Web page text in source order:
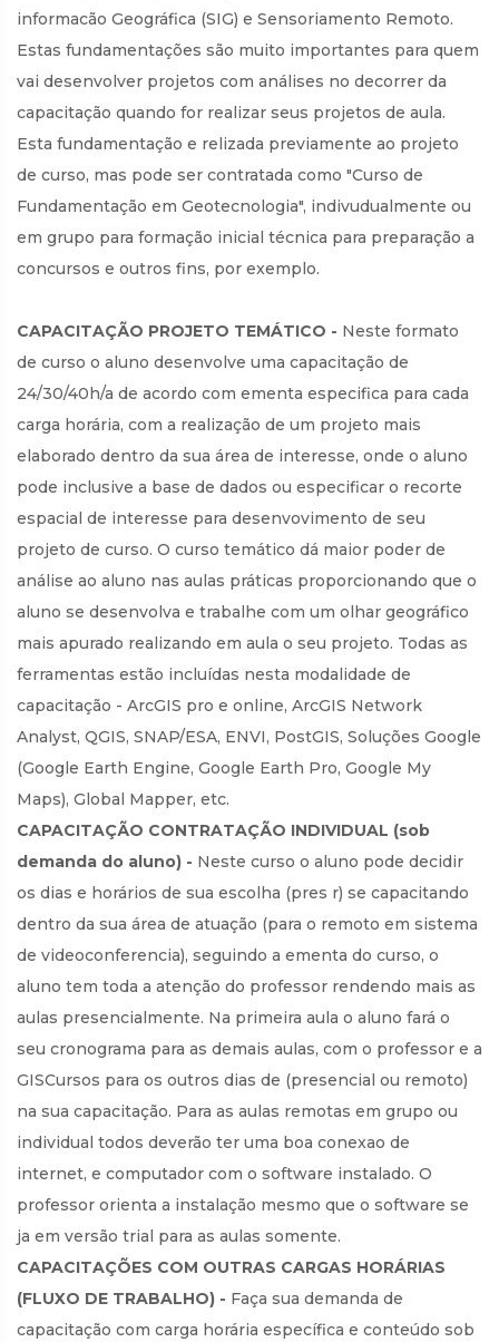
informacão Geográfica (SIG) e Sensoriamento Remoto.
Estas fundamentações são muito importantes para quem
vai desenvolver projetos com análises no decorrer da
capacitação quando for realizar seus projetos de aula.
Esta fundamentação e relizada previamente ao projeto
de curso, mas pode ser contratada como "Curso de
Fundamentação em Geotecnologia", indivudualmente ou
em grupo para formação inicial técnica para preparação a
concursos e outros fins, por exemplo.
CAPACITAÇÃO PROJETO TEMÁTICO - Neste formato
de curso o aluno desenvolve uma capacitação de
24/30/40h/a de acordo com ementa especifica para cada
carga horária, com a realização de um projeto mais
elaborado dentro da sua área de interesse, onde o aluno
pode inclusive a base de dados ou especificar o recorte
espacial de interesse para desenvovimento de seu
projeto de curso. O curso temático dá maior poder de
análise ao aluno nas aulas práticas proporcionando que o
aluno se desenvolva e trabalhe com um olhar geográfico
mais apurado realizando em aula o seu projeto. Todas as
ferramentas estão incluídas nesta modalidade de
capacitação - ArcGIS pro e online, ArcGIS Network
Analyst, QGIS, SNAP/ESA, ENVI, PostGIS, Soluções Google
(Google Earth Engine, Google Earth Pro, Google My
Maps), Global Mapper, etc.
CAPACITAÇÃO CONTRATAÇÃO INDIVIDUAL (sob
demanda do aluno) - Neste curso o aluno pode decidir
os dias e horários de sua escolha (pres r) se capacitando
dentro da sua área de atuação (para o remoto em sistema
de videoconferencia), seguindo a ementa do curso, o
aluno tem toda a atenção do professor rendendo mais as
aulas presencialmente. Na primeira aula o aluno fará o
seu cronograma para as demais aulas, com o professor e a
GISCursos para os outros dias de (presencial ou remoto)
na sua capacitação. Para as aulas remotas em grupo ou
individual todos deverão ter uma boa conexao de
internet, e computador com o software instalado. O
professor orienta a instalação mesmo que o software se
ja em versão trial para as aulas somente.
CAPACITAÇÕES COM OUTRAS CARGAS HORÁRIAS
(FLUXO DE TRABALHO) - Faça sua demanda de
capacitação com carga horária específica e conteúdo sob